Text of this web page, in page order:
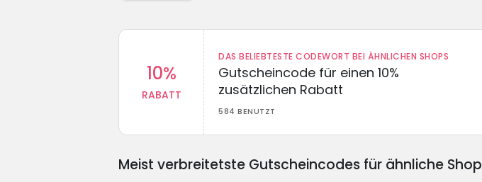
10%
RABATT
DAS BELIEBTESTE CODEWORT BEI ÄHNLICHEN SHOPS
Gutscheincode für einen 10%
zusätzlichen Rabatt
584 BENUTZT
Meist verbreitetste Gutscheincodes für ähnliche